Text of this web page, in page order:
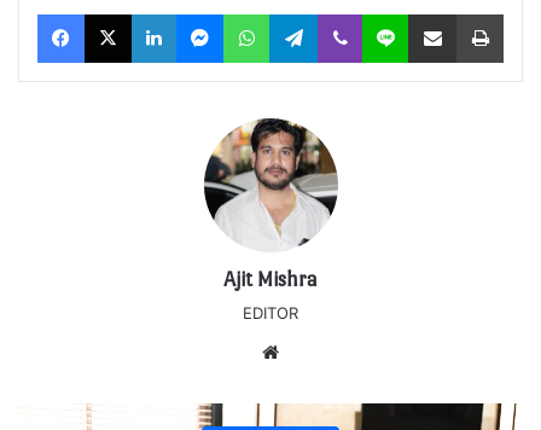
Facebook
X LinkedInMessengerWhatsAppTelegram
Viber Line Share via Email Print
Ajit Mishra
EDITOR